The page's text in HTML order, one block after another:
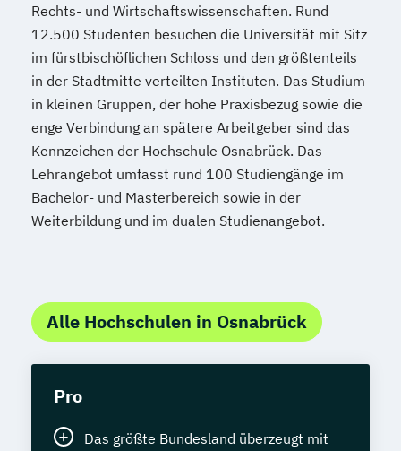
Rechts- und Wirtschaftswissenschaften. Rund
12.500 Studenten besuchen die Universität mit Sitz
im fürstbischöflichen Schloss und den größtenteils
in der Stadtmitte verteilten Instituten. Das Studium
in kleinen Gruppen, der hohe Praxisbezug sowie die
enge Verbindung an spätere Arbeitgeber sind das
Kennzeichen der Hochschule Osnabrück. Das
Lehrangebot umfasst rund 100 Studiengänge im
Bachelor- und Masterbereich sowie in der
Weiterbildung und im dualen Studienangebot.
Alle Hochschulen in Osnabrück
Pro
Das größte Bundesland überzeugt mit